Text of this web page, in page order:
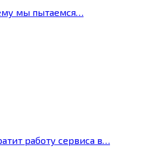
мы пытаемся…
работу сервиса в…